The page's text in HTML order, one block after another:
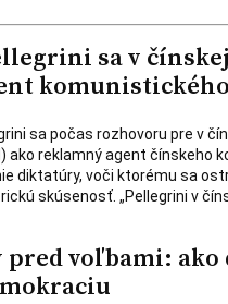
sa v
sa počas rozhovoru pre v
ako reklamný agent
diktatúry, voči ktorému sa
skúsenosť. „Pellegrini v
voľbami: